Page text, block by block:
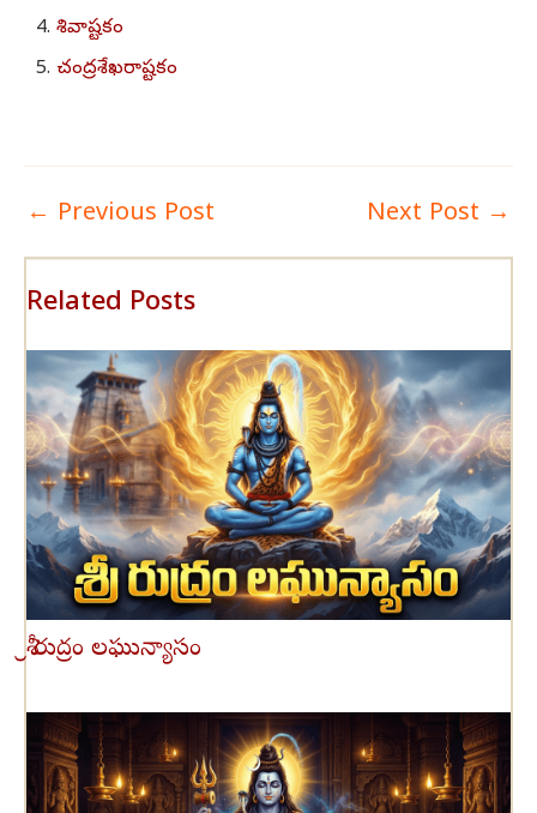
4. శివాష్టకం
5. చంద్రశేఖరాష్టకం
← Previous Post Next Post →
Related Posts
శ్రీ రుద్రం లఘున్యాసం